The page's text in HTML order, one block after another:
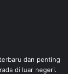
dan penting
di luar negeri.